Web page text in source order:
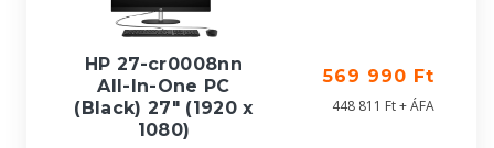
HP 27-cr0008nn
All-In-One PC
(Black) 27" (1920 x
1080)
569 990 Ft
448 811 Ft + ÁFA